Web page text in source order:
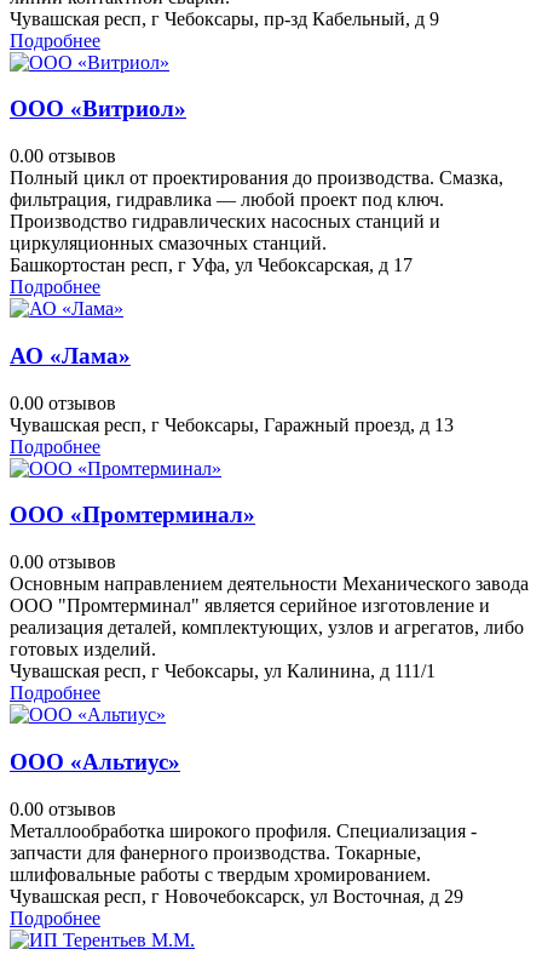
Чувашская респ, г Чебоксары, пр-зд Кабельный, д 9
Подробнее
ООО «Витриол»
0.00 отзывов
Полный цикл от проектирования до производства. Смазка,
фильтрация, гидравлика — любой проект под ключ.
Производство гидравлических насосных станций и
циркуляционных смазочных станций.
Башкортостан респ, г Уфа, ул Чебоксарская, д 17
Подробнее
АО «Лама»
0.00 отзывов
Чувашская респ, г Чебоксары, Гаражный проезд, д 13
Подробнее
ООО «Промтерминал»
0.00 отзывов
Основным направлением деятельности Механического завода
ООО "Промтерминал" является серийное изготовление и
реализация деталей, комплектующих, узлов и агрегатов, либо
готовых изделий.
Чувашская респ, г Чебоксары, ул Калинина, д 111/1
Подробнее
ООО «Альтиус»
0.00 отзывов
Металлообработка широкого профиля. Специализация -
запчасти для фанерного производства. Токарные,
шлифовальные работы с твердым хромированием.
Чувашская респ, г Новочебоксарск, ул Восточная, д 29
Подробнее